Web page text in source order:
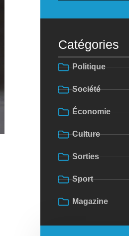
Catégories
Politique
Société
Économie
Culture
Sorties
Sport
Magazine